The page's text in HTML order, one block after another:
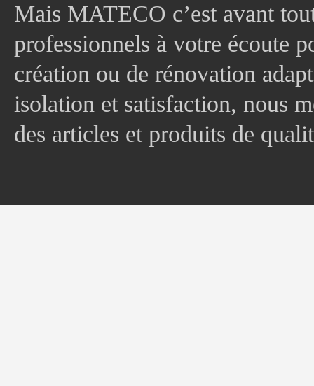
Mais MATECO c’est avant
professionnels à votre écoute
création ou de rénovation
isolation et satisfaction, nous
des articles et produits de